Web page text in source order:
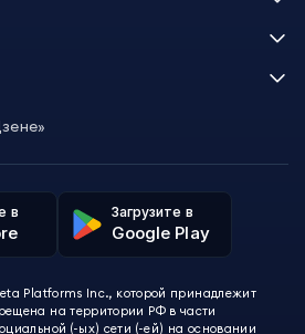
в Загрузите в
Google Play
Platforms Inc., которой принадлежит
на территории РФ в части
(-ых) сети (-ей) на основании